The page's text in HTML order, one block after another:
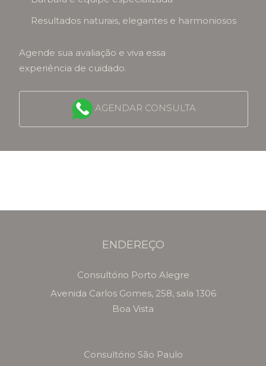
Resultados naturais, elegantes e harmoniosos
Agende sua avaliação e viva essa
experiência de cuidado.
AGENDAR CONSULTA
ENDEREÇO
Consultório Porto Alegre
Avenida Carlos Gomes, 258, sala 1306
Boa Vista
Consultório São Paulo